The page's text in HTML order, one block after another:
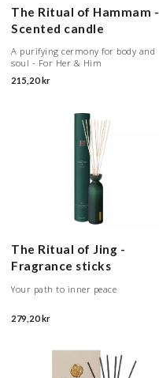
The Ritual of Hammam -
Scented candle
A purifying cermony for body and
soul - For Her & Him
215,20 kr
The Ritual of Jing -
Fragrance sticks
Your path to inner peace
279,20 kr